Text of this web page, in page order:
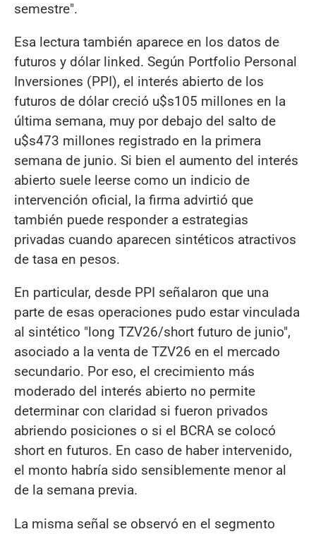
semestre".
Esa lectura también aparece en los datos de
futuros y dólar linked. Según Portfolio Personal
Inversiones (PPI), el interés abierto de los
futuros de dólar creció u$s105 millones en la
última semana, muy por debajo del salto de
u$s473 millones registrado en la primera
semana de junio. Si bien el aumento del interés
abierto suele leerse como un indicio de
intervención oficial, la firma advirtió que
también puede responder a estrategias
privadas cuando aparecen sintéticos atractivos
de tasa en pesos.
En particular, desde PPI señalaron que una
parte de esas operaciones pudo estar vinculada
al sintético "long TZV26/short futuro de junio",
asociado a la venta de TZV26 en el mercado
secundario. Por eso, el crecimiento más
moderado del interés abierto no permite
determinar con claridad si fueron privados
abriendo posiciones o si el BCRA se colocó
short en futuros. En caso de haber intervenido,
el monto habría sido sensiblemente menor al
de la semana previa.
La misma señal se observó en el segmento